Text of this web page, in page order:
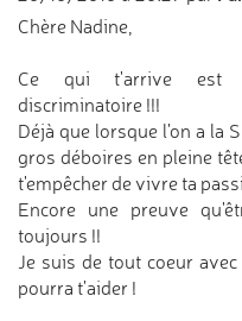
Chère Nadine,
Ce qui t'arrive est
discriminatoire !!!
Déjà que lorsque l'on a la
gros déboires en pleine
t'empêcher de vivre ta
Encore une preuve
toujours !!
Je suis de tout coeur
pourra t'aider !